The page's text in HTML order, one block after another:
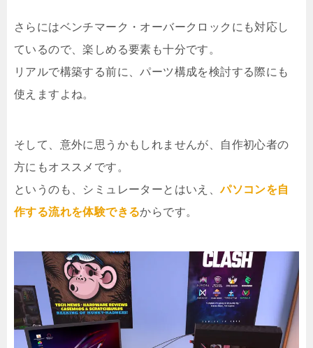
さらにはベンチマーク・オーバークロックにも対応し
ているので、楽しめる要素も十分です。
リアルで構築する前に、パーツ構成を検討する際にも
使えますよね。
そして、意外に思うかもしれませんが、自作初心者の
方にもオススメです。
というのも、シミュレーターとはいえ、パソコンを自
作する流れを体験できるからです。